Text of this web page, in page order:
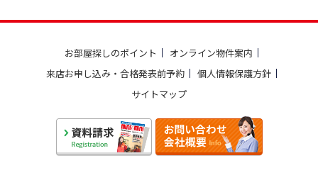
お部屋探しのポイント
オンライン物件案内
来店お申し込み・合格発表前予約
個人情報保護方針
サイトマップ